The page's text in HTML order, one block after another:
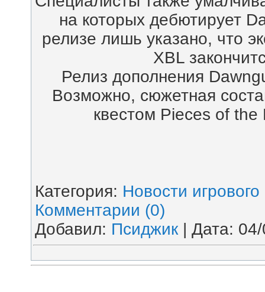
на которых дебютирует
релизе лишь указано, что
XBL
Релиз дополнения
Возможно, сюжетная
квестом Pieces of
Категория: Новости
Комментарии (0)
Добавил: Псиджик | Дата: